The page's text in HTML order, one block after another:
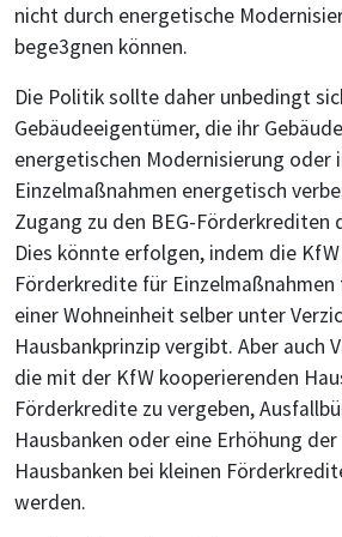
nicht durch energetische
bege3gnen können.
Die Politik sollte daher unbedingt
Gebäudeeigentümer, die ihr
energetischen Modernisierung oder
Einzelmaßnahmen energetisch
Zugang zu den BEG-Förderkrediten
Dies könnte erfolgen, indem die
Förderkredite für
einer Wohneinheit selber unter
Hausbankprinzip vergibt. Aber auch
die mit der KfW kooperierenden
Förderkredite zu vergeben,
Hausbanken oder eine Erhöhung
Hausbanken bei kleinen
werden.